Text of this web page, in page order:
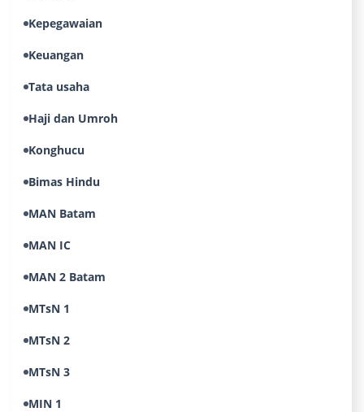
Kepegawaian
Keuangan
Tata usaha
Haji dan Umroh
Konghucu
Bimas Hindu
MAN Batam
MAN IC
MAN 2 Batam
MTsN 1
MTsN 2
MTsN 3
MIN 1